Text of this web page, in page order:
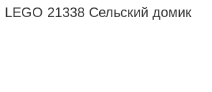
LEGO 21338 Сельский домик